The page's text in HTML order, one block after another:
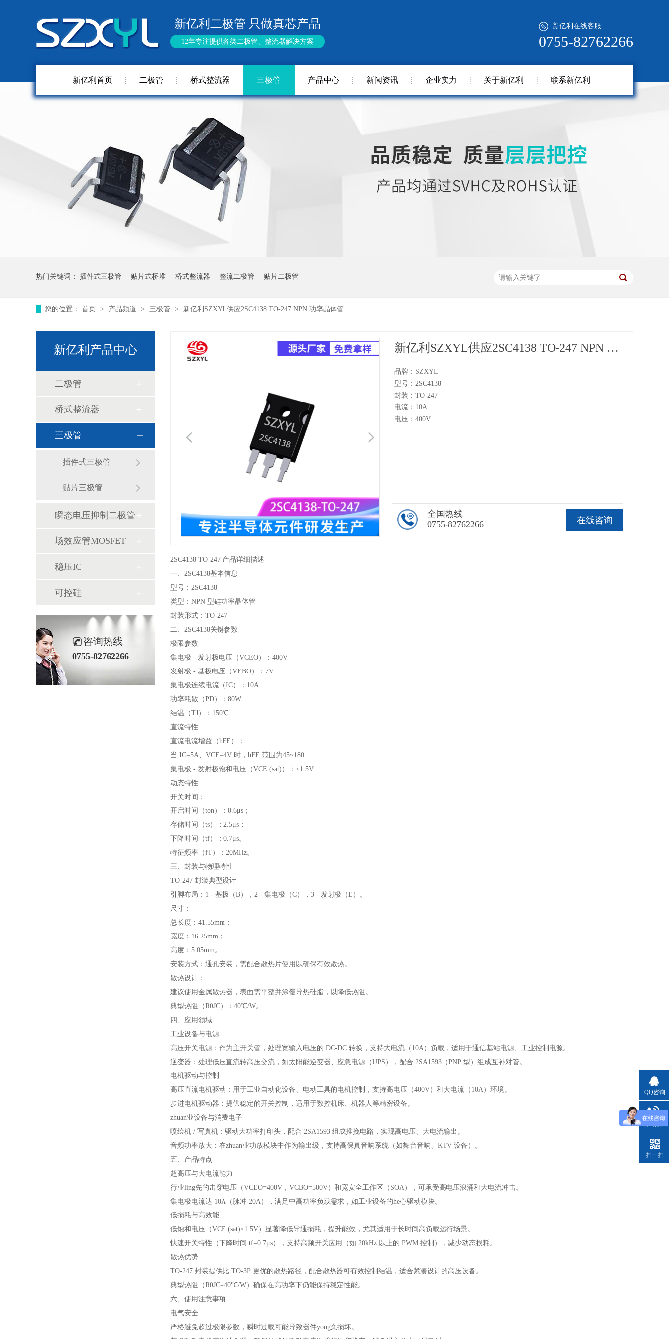
新亿利在线客服
0755-82762266
新亿利二极管 只做真芯产品
12年专注提供各类二极管、整流器解决方案
新亿利首页 二极管 桥式整流器 三极管 产品中心 新闻资讯 企业实力 关于新亿利 联系新亿利
热门关键词： 插件式三极管 贴片式桥堆 桥式整流器 整流二极管 贴片二极管
您的位置： 首页 > 产品频道 > 三极管 > 新亿利SZXYL供应2SC4138 TO-247 NPN 功率晶体管
新亿利产品中心
二极管
桥式整流器
三极管
插件式三极管
贴片三极管
瞬态电压抑制二极管
场效应管MOSFET
稳压IC
可控硅
咨询热线
0755-82762266
1/1
新亿利SZXYL供应2SC4138 TO-247 NPN 功率晶体管
品牌：SZXYL
型号：2SC4138
封装：TO-247
电流：10A
电压：400V
在线咨询
全国热线
0755-82762266
2SC4138 TO-247 产品详细描述
一、2SC4138基本信息
型号：2SC4138
类型：NPN 型硅功率晶体管
封装形式：TO-247
二、2SC4138关键参数
极限参数
集电极 - 发射极电压（VCEO）：400V
发射极 - 基极电压（VEBO）：7V
集电极连续电流（IC）：10A
功率耗散（PD）：80W
结温（TJ）：150℃
直流特性
直流电流增益（hFE）：
当 IC=5A、VCE=4V 时，hFE 范围为45~180
集电极 - 发射极饱和电压（VCE (sat)）：≤1.5V
动态特性
开关时间：
开启时间（ton）：0.6μs；
存储时间（ts）：2.5μs；
下降时间（tf）：0.7μs。
特征频率（fT）：20MHz。
三、封装与物理特性
TO-247 封装典型设计
引脚布局：1 - 基极（B），2 - 集电极（C），3 - 发射极（E）。
尺寸：
总长度：41.55mm；
宽度：16.25mm；
高度：5.05mm。
安装方式：通孔安装，需配合散热片使用以确保有效散热。
散热设计：
建议使用金属散热器，表面需平整并涂覆导热硅脂，以降低热阻。
典型热阻（RθJC）：40℃/W。
四、应用领域
工业设备与电源
高压开关电源：作为主开关管，处理宽输入电压的 DC-DC 转换，支持大电流（10A）负载，适用于通信基站电源、工业控制电源。
逆变器：处理低压直流转高压交流，如太阳能逆变器、应急电源（UPS），配合 2SA1593（PNP 型）组成互补对管。
电机驱动与控制
高压直流电机驱动：用于工业自动化设备、电动工具的电机控制，支持高电压（400V）和大电流（10A）环境。
步进电机驱动器：提供稳定的开关控制，适用于数控机床、机器人等精密设备。
zhuan业设备与消费电子
喷绘机 / 写真机：驱动大功率打印头，配合 2SA1593 组成推挽电路，实现高电压、大电流输出。
音频功率放大：在zhuan业功放模块中作为输出级，支持高保真音响系统（如舞台音响、KTV 设备）。
五、产品特点
超高压与大电流能力
行业ling先的击穿电压（VCEO=400V，VCBO=500V）和宽安全工作区（SOA），可承受高电压浪涌和大电流冲击。
集电极电流达 10A（脉冲 20A），满足中高功率负载需求，如工业设备的he心驱动模块。
低损耗与高效能
低饱和电压（VCE (sat)≤1.5V）显著降低导通损耗，提升能效，尤其适用于长时间高负载运行场景。
快速开关特性（下降时间 tf=0.7μs），支持高频开关应用（如 20kHz 以上的 PWM 控制），减少动态损耗。
散热优势
TO-247 封装提供比 TO-3P 更优的散热路径，配合散热器可有效控制结温，适合紧凑设计的高压设备。
典型热阻（RθJC=40℃/W）确保在高功率下仍能保持稳定性能。
六、使用注意事项
电气安全
严格避免超过极限参数，瞬时过载可能导致器件yong久损坏。
QQ咨询
扫一扫